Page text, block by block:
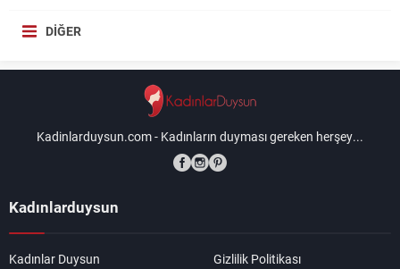
DIĞER
Kadinlarduysun.com - Kadınların duyması gereken herşey...
Kadınlarduysun
Kadınlar Duysun Gizlilik Politikası